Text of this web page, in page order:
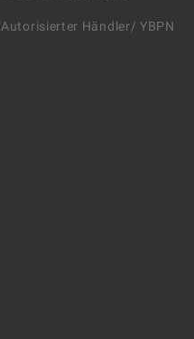
Autorisierter Händler/ YBPN